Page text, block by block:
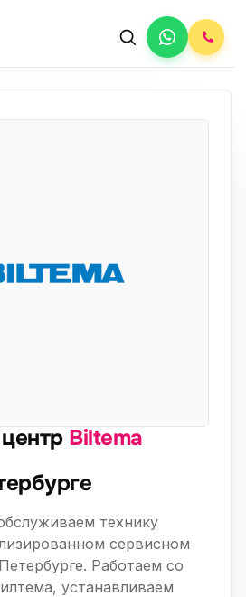
Biltema
технику
сервисном
Работаем со
устанавливаем